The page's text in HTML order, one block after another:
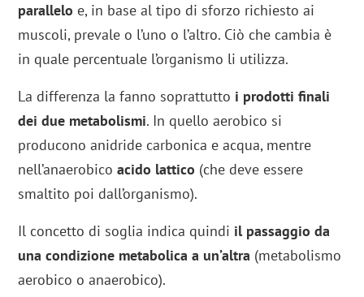
parallelo e, in base al tipo di sforzo richiesto ai
muscoli, prevale o l’uno o l’altro. Ciò che cambia è
in quale percentuale l’organismo li utilizza.
La differenza la fanno soprattutto i prodotti finali
dei due metabolismi. In quello aerobico si
producono anidride carbonica e acqua, mentre
nell’anaerobicoacido lattico (che deve essere
smaltito poi dall’organismo).
Il concetto di soglia indica quindi il passaggio da
una condizione metabolica a un’altra (metabolismo
aerobico o anaerobico).